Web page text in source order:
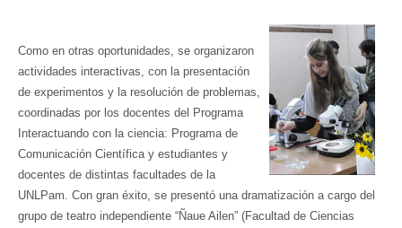
Como en otras oportunidades, se organizaron
actividades interactivas, con la presentación
de experimentos y la resolución de problemas,
coordinadas por los docentes del Programa
Interactuando con la ciencia: Programa de
Comunicación Científica y estudiantes y
docentes de distintas facultades de la
UNLPam. Con gran éxito, se presentó una dramatización a cargo del
grupo de teatro independiente “Ñaue Ailen” (Facultad de Ciencias